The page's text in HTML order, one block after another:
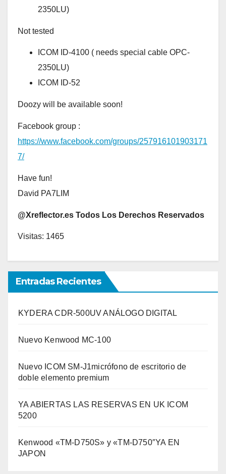
2350LU)
Not tested
ICOM ID-4100 ( needs special cable OPC-
2350LU)
ICOM ID-52
Doozy will be available soon!
Facebook group :
https://www.facebook.com/groups/257916101903171
7/
Have fun!
David PA7LIM
@Xreflector.es Todos Los Derechos Reservados
Visitas: 1465
Entradas Recientes
KYDERA CDR-500UV ANÁLOGO DIGITAL
Nuevo Kenwood MC-100
Nuevo ICOM SM-J1micrófono de escritorio de
doble elemento premium
YA ABIERTAS LAS RESERVAS EN UK ICOM
5200
Kenwood «TM-D750S» y «TM-D750″YA EN
JAPON